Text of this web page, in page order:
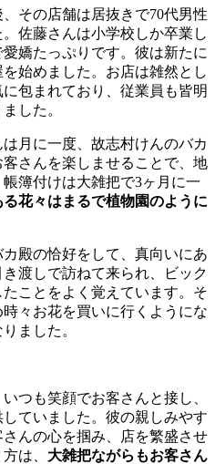
その店舗は居抜きで70代男性
佐藤さんは小学校しか卒業し
嬌たっぷりです。彼は新たに
始めました。お店は雑然とし
包まれており、従業員も皆明
した。
月に一度、故志村けんのバカ
さんを楽しませることで、地
簿付けは大雑把で3ヶ月に一
花々はまるで植物園のように
殿の恰好をして、真向いにあ
渡しで訪ねて来られ、ビック
ことをよく覚えています。そ
々お花を買いに行くようにな
ました。
つも笑顔でお客さんと接し、
ていました。彼の親しみやす
んの心を掴み、店を繁盛させ
は、 大雑把ながらもお客さん